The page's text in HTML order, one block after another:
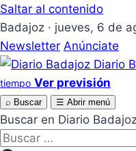
Saltar al contenido
Badajoz · jueves, 6 de
Newsletter Anúnciate
Diario
tiempo Ver previsión
⌕ Buscar ☰ Abrir menú
Buscar en Diario
Buscar: